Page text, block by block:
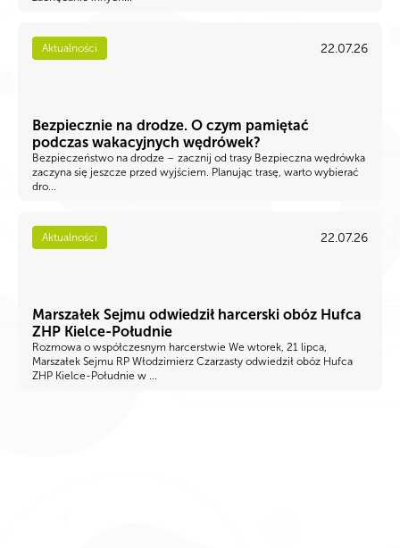
Aktualności 22.07.26
Bezpiecznie na drodze. O czym pamiętać
podczas wakacyjnych wędrówek?
Bezpieczeństwo na drodze – zacznij od trasy Bezpieczna wędrówka
zaczyna się jeszcze przed wyjściem. Planując trasę, warto wybierać
dro...
Aktualności 22.07.26
Marszałek Sejmu odwiedził harcerski obóz Hufca
ZHP Kielce-Południe
Rozmowa o współczesnym harcerstwie We wtorek, 21 lipca,
Marszałek Sejmu RP Włodzimierz Czarzasty odwiedził obóz Hufca
ZHP Kielce-Południe w ...